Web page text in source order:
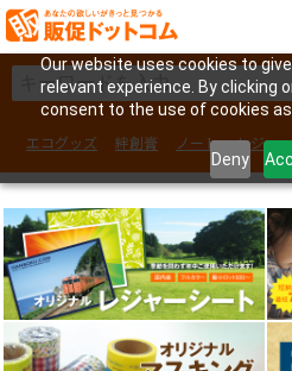
Our website uses cookies to
relevant experience. By clicking
consent to the use of cookies as
Deny
エコグッズ 絆創膏 ノート レジャ
フェイスシール